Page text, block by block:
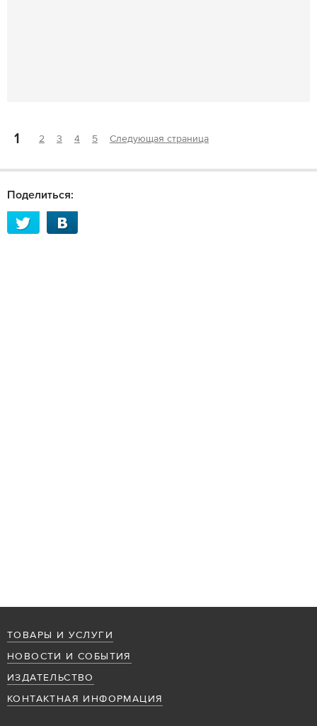
1 2 3 4 5 Следующая страница
Поделиться:
ТОВАРЫ И УСЛУГИ
НОВОСТИ И СОБЫТИЯ
ИЗДАТЕЛЬСТВО
КОНТАКТНАЯ ИНФОРМАЦИЯ